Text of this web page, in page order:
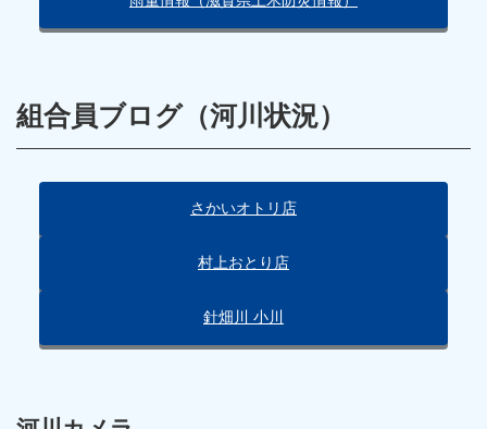
組合員ブログ（河川状況）
さかいオトリ店
村上おとり店
針畑川 小川